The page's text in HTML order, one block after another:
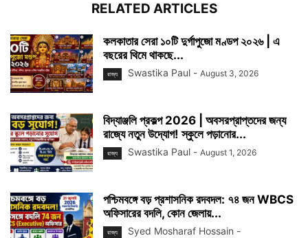
RELATED ARTICLES
কলকাতার সেরা ১০টি দুর্গাপুজো মণ্ডপ ২০২৬ | এ
বছরের থিমে থাকছে...
রাজ্য Swastika Paul - August 3, 2026
বিদ্যাঞ্জলি প্রকল্প 2026 | অবসরপ্রাপ্তদের জন্য
রাজ্যে নতুন উদ্যোগ! স্কুলে পড়ানোর...
রাজ্য Swastika Paul - August 1, 2026
পশ্চিমবঙ্গে বড় প্রশাসনিক রদবদল: ৭৪ জন WBCS
অফিসারের বদলি, কোন জেলায়...
রাজ্য Syed Mosharaf Hossain -